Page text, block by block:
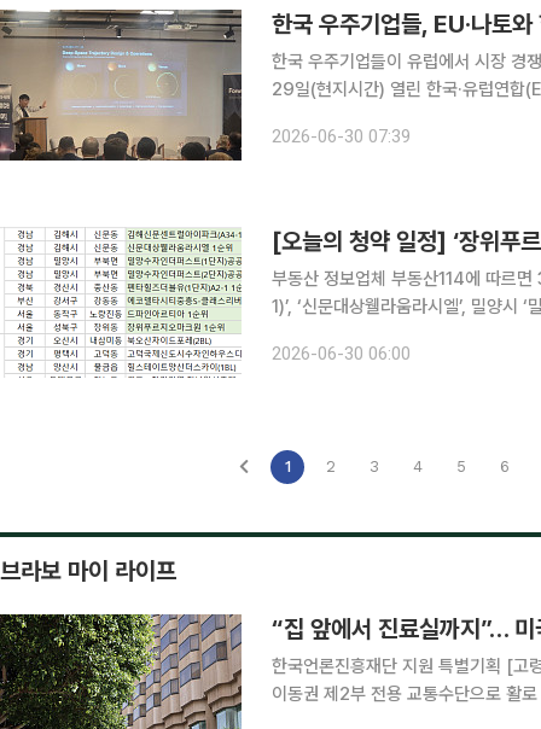
한국 우주기업들, EU·나토와
한국 우주기업들이 유럽에서 시장 경쟁력 활성화에 나선다.
29일(현지시간) 열린 한국·유럽연합
나라스페이스테크놀로지 △델타브
2026-06-30 07:39
[오늘의 청약 일정] ‘장위푸
부동산 정보업체 부동산114에 따르
1)’, ‘신문대상웰라움라시엘’, 밀양시
아’, 성북구 ‘장위푸르지오마크원’ 등
2026-06-30 06:00
1 2 3 4 5 6
브라보 마이 라이프
“집 앞에서 진료실까지”…
한국언론진흥재단 지원 특별기획 [고
이동권 제2부 전용 교통수단으로 활